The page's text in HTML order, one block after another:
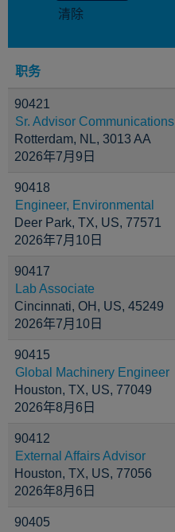
清除
职务
90421
Sr. Advisor Communications
Rotterdam, NL, 3013 AA
2026年7月9日
90418
Engineer, Environmental
Deer Park, TX, US, 77571
2026年7月10日
90417
Lab Associate
Cincinnati, OH, US, 45249
2026年7月10日
90415
Global Machinery Engineer
Houston, TX, US, 77049
2026年8月6日
90412
External Affairs Advisor
Houston, TX, US, 77056
2026年8月6日
90405